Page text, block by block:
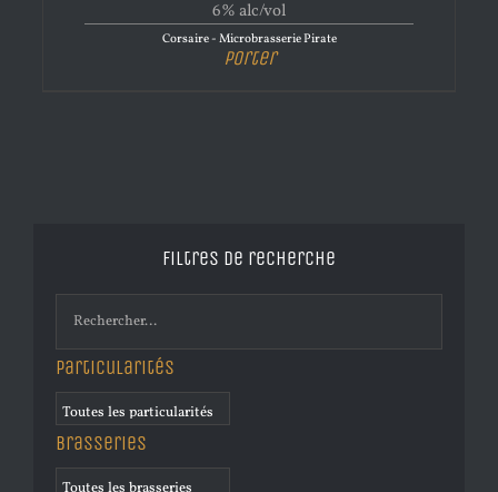
6% alc/vol
Corsaire - Microbrasserie Pirate
Porter
Filtres de recherche
Particularités
Brasseries